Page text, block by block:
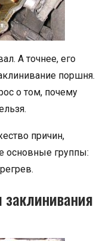
А точнее, его
поршня.
о том, почему
причин,
основные группы: